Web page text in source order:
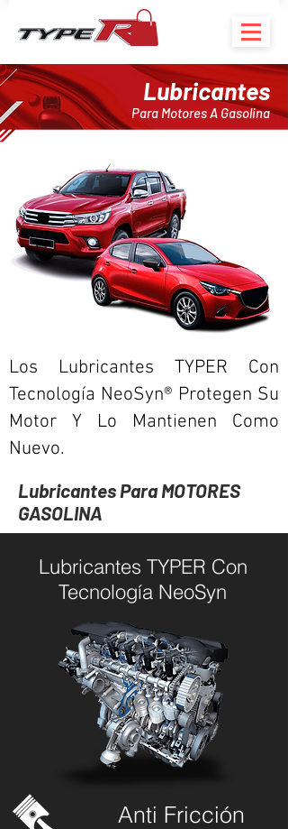
Lubricantes
Para Motores A Gasolina
Los Lubricantes TYPER Con
Tecnología NeoSyn® Protegen Su
Motor Y Lo Mantienen Como
Nuevo.
Lubricantes Para MOTORES
GASOLINA
Lubricantes TYPER Con
Tecnología NeoSyn
Anti Fricción